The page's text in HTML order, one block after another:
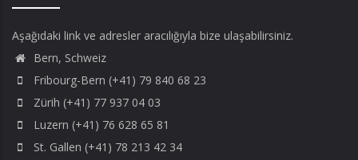
Aşağıdaki link ve adresler aracılığıyla bize ulaşabilirsiniz.
Bern, Schweiz
Fribourg-Bern (+41) 79 840 68 23
Zürih (+41) 77 937 04 03
Luzern (+41) 76 628 65 81
St. Gallen (+41) 78 213 42 34